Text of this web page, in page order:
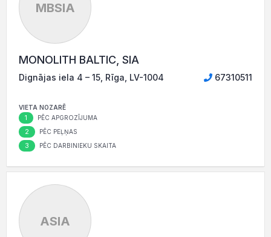
MBSIA
MONOLITH BALTIC, SIA
Dignājas iela 4 – 15, Rīga, LV-1004 67310511
VIETA NOZARĒ
1 PĒC APGROZĪJUMA
2 PĒC PEĻŅAS
3 PĒC DARBINIEKU SKAITA
ASIA